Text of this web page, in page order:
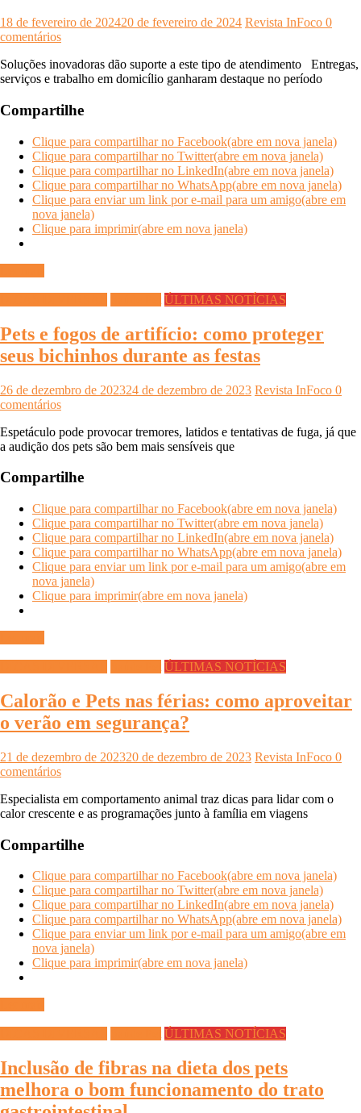
18 de fevereiro de 202420 de fevereiro de 2024 Revista InFoco 0
comentários
Soluções inovadoras dão suporte a este tipo de atendimento Entregas,
serviços e trabalho em domicílio ganharam destaque no período
Compartilhe
Clique para compartilhar no Facebook(abre em nova janela)
Clique para compartilhar no Twitter(abre em nova janela)
Clique para compartilhar no LinkedIn(abre em nova janela)
Clique para compartilhar no WhatsApp(abre em nova janela)
Clique para enviar um link por e-mail para um amigo(abre em
nova janela)
Clique para imprimir(abre em nova janela)
ÚLTIMAS NOTÍCIAS
Pets e fogos de artifício: como proteger
seus bichinhos durante as festas
26 de dezembro de 202324 de dezembro de 2023 Revista InFoco 0
comentários
Espetáculo pode provocar tremores, latidos e tentativas de fuga, já que
a audição dos pets são bem mais sensíveis que
Compartilhe
Clique para compartilhar no Facebook(abre em nova janela)
Clique para compartilhar no Twitter(abre em nova janela)
Clique para compartilhar no LinkedIn(abre em nova janela)
Clique para compartilhar no WhatsApp(abre em nova janela)
Clique para enviar um link por e-mail para um amigo(abre em
nova janela)
Clique para imprimir(abre em nova janela)
ÚLTIMAS NOTÍCIAS
Calorão e Pets nas férias: como aproveitar
o verão em segurança?
21 de dezembro de 202320 de dezembro de 2023 Revista InFoco 0
comentários
Especialista em comportamento animal traz dicas para lidar com o
calor crescente e as programações junto à família em viagens
Compartilhe
Clique para compartilhar no Facebook(abre em nova janela)
Clique para compartilhar no Twitter(abre em nova janela)
Clique para compartilhar no LinkedIn(abre em nova janela)
Clique para compartilhar no WhatsApp(abre em nova janela)
Clique para enviar um link por e-mail para um amigo(abre em
nova janela)
Clique para imprimir(abre em nova janela)
ÚLTIMAS NOTÍCIAS
Inclusão de fibras na dieta dos pets
melhora o bom funcionamento do trato